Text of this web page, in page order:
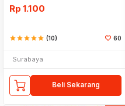
Rp 1.100
starstarstarstarstar (10) 60
Surabaya
Beli Sekarang